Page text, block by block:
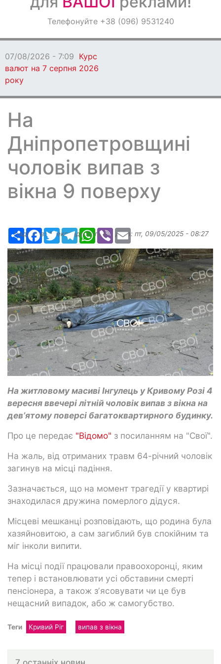
ОголошенняТелефонуйте +38 (096) 9531240
07/08/2026 - 7:09 Курс
валют на 7 серпня 2026
року
На
Дніпропетровщині
чоловік випав з
вікна 9 поверху
РесурсFacebook
TwitterTelegramWhatsApp
ViberEmail
Надіслав:Александр Бугаев, дата: пт, 09/05/2025 - 08:27
На житловому масиві Інгулець у Кривому Розі 4
вересня ввечері літній чоловік випав з вікна на
девʼятому поверсі багатоквартирного будинку.
Про це передає "Відомо" з посиланням на "Свої".
На жаль, від отриманих травм 64-річний чоловік
загинув на місці падіння.
Зазначається, що на момент трагедії у квартирі
знаходилася дружина померлого дідуся.
Місцеві мешканці розповідають, що родина була
хазяйновитою, а сам загиблий був спокійним та
міг інколи випити.
На місці події працювали правоохоронці, яким
тепер і встановлювати усі обставини смерті
пенсіонера, а також зʼясовувати чи це був
нещасний випадок, або ж самогубство.
Теги Кривий Ріг випав з вікна